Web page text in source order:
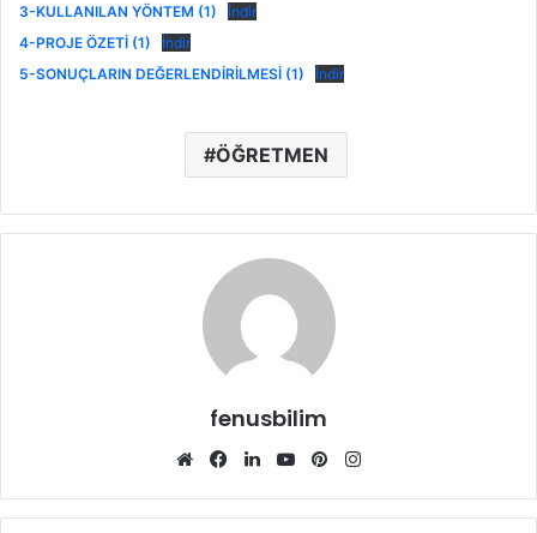
3-KULLANILAN YÖNTEM (1)
İndir
4-PROJE ÖZETİ (1)
İndir
5-SONUÇLARIN DEĞERLENDİRİLMESİ (1)
İndir
ÖĞRETMEN
fenusbilim
Web
Facebook
LinkedInYouTubePinterest